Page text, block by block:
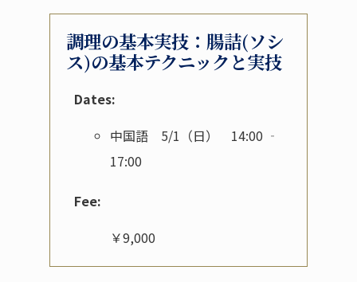
調理の基本実技：腸詰(ソシ
ス)の基本テクニックと実技
Dates:
中国語 5/1（日） 14:00 ‐
17:00
Fee:
￥9,000